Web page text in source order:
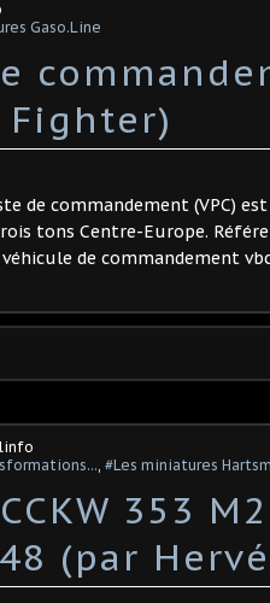
Gaso.Line
Fighter)
de commandement (VPC)
tons Centre-Europe.
de commandement
, #Les miniatures
353
(par